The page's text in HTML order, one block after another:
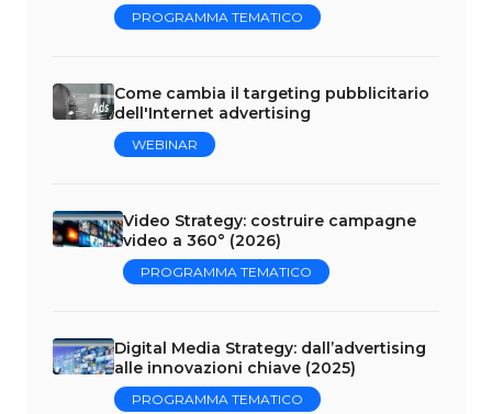
PROGRAMMA TEMATICO
Come cambia il targeting pubblicitario
dell'Internet advertising
WEBINAR
Video Strategy: costruire campagne
video a 360° (2026)
PROGRAMMA TEMATICO
Digital Media Strategy: dall’advertising
alle innovazioni chiave (2025)
PROGRAMMA TEMATICO